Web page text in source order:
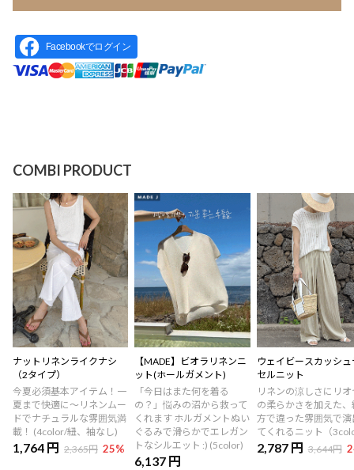
Facebookでログイン
COMBI PRODUCT
ナットリネンライクナシ
（2タイプ）
今夏必須基本アイテム！一
夏まで快適に～リネンムー
ドでナチュラルな雰囲気満
載！ (4color/紐、袖なし)
1,764 円 2,365円 25%
【MADE】ビオラリネンニ
ット(ホールガメント)
「今日はまた何を着る
の？」悩みの沼から救って
くれます ホルガメントぬい
ぐるみで滑らかでエレガン
トなシルエット :) (5color)
6,137 円
ウェイビースカッシュ
セルニット
リネンの涼しさにリオ
の柔らかさを加えた、
方で違った雰囲気で演
てくれるニット（
2,787 円 3,644円